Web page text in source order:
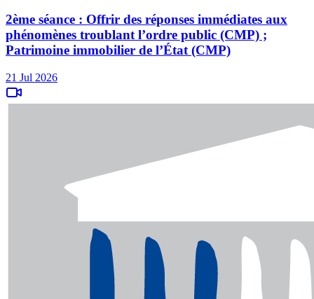
2ème séance : Offrir des réponses immédiates aux
phénomènes troublant l’ordre public (CMP) ;
Patrimoine immobilier de l’État (CMP)
21 Jul 2026